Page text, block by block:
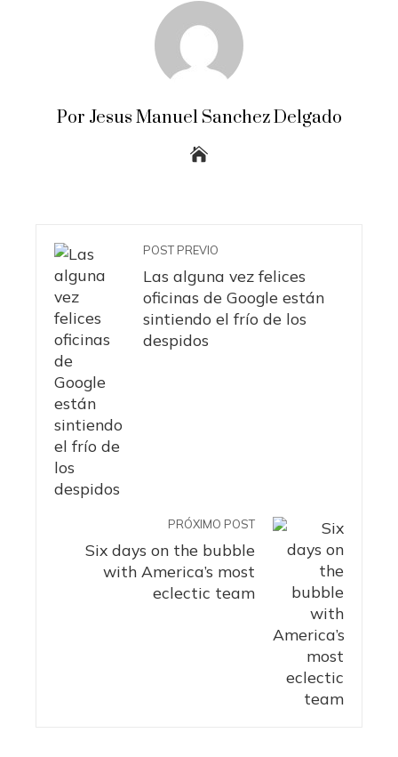
Por Jesus Manuel Sanchez Delgado
POST PREVIO
Las alguna vez felices
oficinas de Google están
sintiendo el frío de los
despidos
PRÓXIMO POST
Six days on the bubble
with America’s most
eclectic team